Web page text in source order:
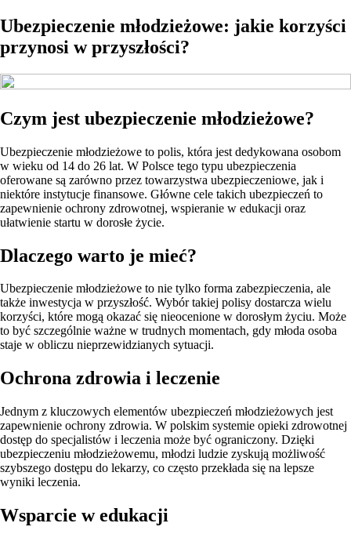
Ubezpieczenie młodzieżowe: jakie korzyści
przynosi w przyszłości?
Czym jest ubezpieczenie młodzieżowe?
Ubezpieczenie młodzieżowe to polis, która jest dedykowana osobom
w wieku od 14 do 26 lat. W Polsce tego typu ubezpieczenia
oferowane są zarówno przez towarzystwa ubezpieczeniowe, jak i
niektóre instytucje finansowe. Główne cele takich ubezpieczeń to
zapewnienie ochrony zdrowotnej, wspieranie w edukacji oraz
ułatwienie startu w dorosłe życie.
Dlaczego warto je mieć?
Ubezpieczenie młodzieżowe to nie tylko forma zabezpieczenia, ale
także inwestycja w przyszłość. Wybór takiej polisy dostarcza wielu
korzyści, które mogą okazać się nieocenione w dorosłym życiu. Może
to być szczególnie ważne w trudnych momentach, gdy młoda osoba
staje w obliczu nieprzewidzianych sytuacji.
Ochrona zdrowia i leczenie
Jednym z kluczowych elementów ubezpieczeń młodzieżowych jest
zapewnienie ochrony zdrowia. W polskim systemie opieki zdrowotnej
dostęp do specjalistów i leczenia może być ograniczony. Dzięki
ubezpieczeniu młodzieżowemu, młodzi ludzie zyskują możliwość
szybszego dostępu do lekarzy, co często przekłada się na lepsze
wyniki leczenia.
Wsparcie w edukacji